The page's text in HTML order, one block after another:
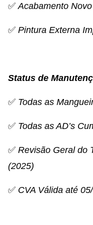
✅ Acabamento
✅ Pintura Externa
Status de
✅ Todas as
✅ Todas as AD’s
✅ Revisão Geral do
(2025)
✅ CVA Válida até